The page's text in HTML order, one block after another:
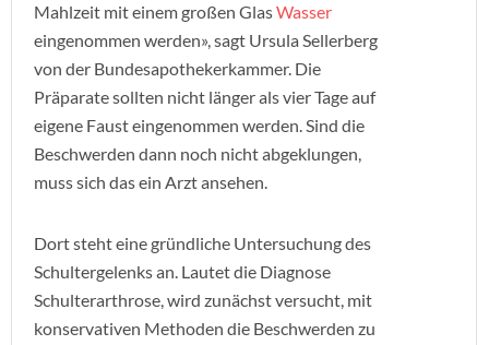
Mahlzeit mit einem großen GlasWasser
eingenommen werden», sagt Ursula Sellerberg
von der Bundesapothekerkammer. Die
Präparate sollten nicht länger als vier Tage auf
eigene Faust eingenommen werden. Sind die
Beschwerden dann noch nicht abgeklungen,
muss sich das ein Arzt ansehen.
Dort steht eine gründliche Untersuchung des
Schultergelenks an. Lautet die Diagnose
Schulterarthrose, wird zunächst versucht, mit
konservativen Methoden die Beschwerden zu